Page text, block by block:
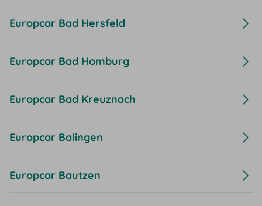
Europcar Bad Hersfeld
Europcar Bad Homburg
Europcar Bad Kreuznach
Europcar Balingen
Europcar Bautzen